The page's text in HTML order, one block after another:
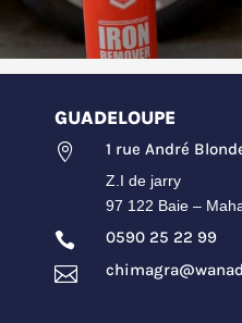
GUADELOUPE
 1 rue André
Z.I de jarry
97 122 Baie –
 0590 25 22 99
